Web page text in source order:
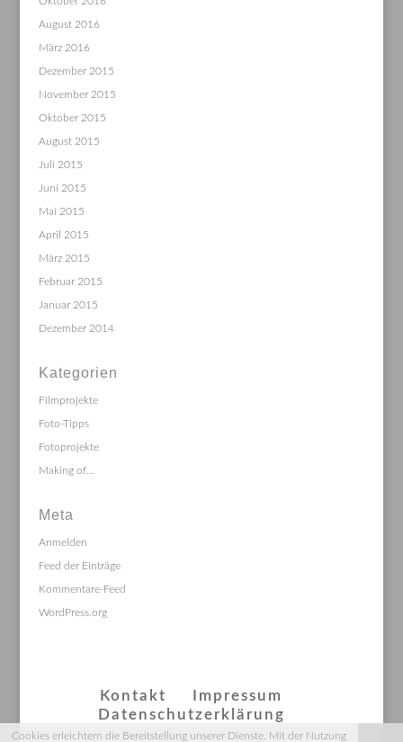
August 2016
März 2016
Dezember 2015
November 2015
Oktober 2015
August 2015
Juli 2015
Juni 2015
Mai 2015
April 2015
März 2015
Februar 2015
Januar 2015
Dezember 2014
Kategorien
Filmprojekte
Foto-Tipps
Fotoprojekte
Making of…
Meta
Anmelden
Feed der Einträge
Kommentare-Feed
WordPress.org
Kontakt
Impressum
Datenschutzerklärung
Cookies erleichtern die Bereitstellung unserer Dienste. Mit der Nutzung